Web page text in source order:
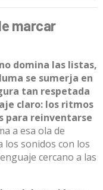
marcar
domina las listas,
se sumerja en
tan respetada
claro: los ritmos
para reinventarse
a esa ola de
los sonidos con los
cercano a las